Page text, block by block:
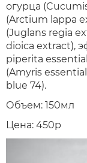
огурца
(Arctium lappa
(Juglans regia
dioica extract),
piperita
(Amyris
blue 74).
Объем: 150мл
Цена: 450р